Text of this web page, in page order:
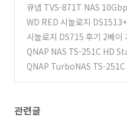
큐냅 TVS-871T NAS
활용
(5)
WD RED 시놀로지
기 뽑으면
(2)
시놀로지 DS715 후기 2베이
(10)
QNAP NAS TS-251C HD
QNAP TurboNAS TS-251C
관련글